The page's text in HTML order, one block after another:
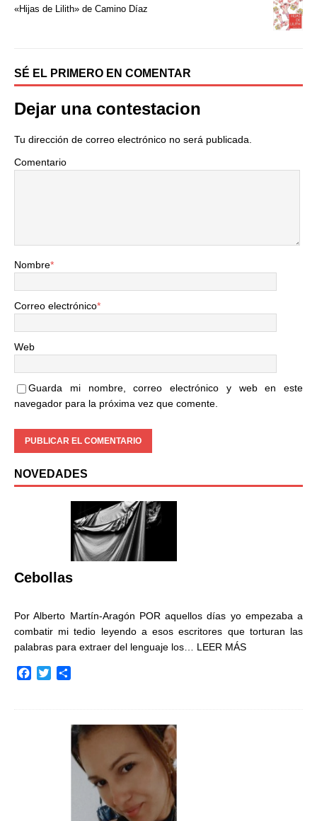
«Hijas de Lilith» de Camino Díaz
SÉ EL PRIMERO EN COMENTAR
Dejar una contestacion
Tu dirección de correo electrónico no será publicada.
Comentario
Nombre*
Correo electrónico*
Web
Guarda mi nombre, correo electrónico y web en este
navegador para la próxima vez que comente.
NOVEDADES
Cebollas
Por Alberto Martín-Aragón POR aquellos días yo empezaba a
combatir mi tedio leyendo a esos escritores que torturan las
palabras para extraer del lenguaje los… LEER MÁS
a
t